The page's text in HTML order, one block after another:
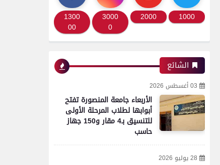
1000
2000
3000
0
1300
00
الشائع
03 أغسطس 2026
الأربعاء جامعة المنصورة تفتح
أبوابها لطلاب المرحلة الأولى
للتنسيق بـ4 مقار و150 جهاز
حاسب
28 يوليو 2026